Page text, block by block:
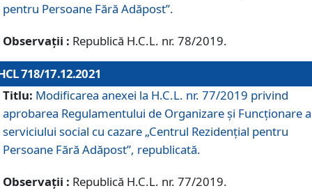
pentru Persoane Fără Adăpost”.
Observații : Republică H.C.L. nr. 78/2019.
718/17.12.2021
Titlu: Modificarea anexei la H.C.L. nr. 77/2019 privind
aprobarea Regulamentului de Organizare și Funcționare
serviciului social cu cazare „Centrul Rezidențial pentru
Persoane Fără Adăpost”, republicată.
Observații : Republică H.C.L. nr. 77/2019.